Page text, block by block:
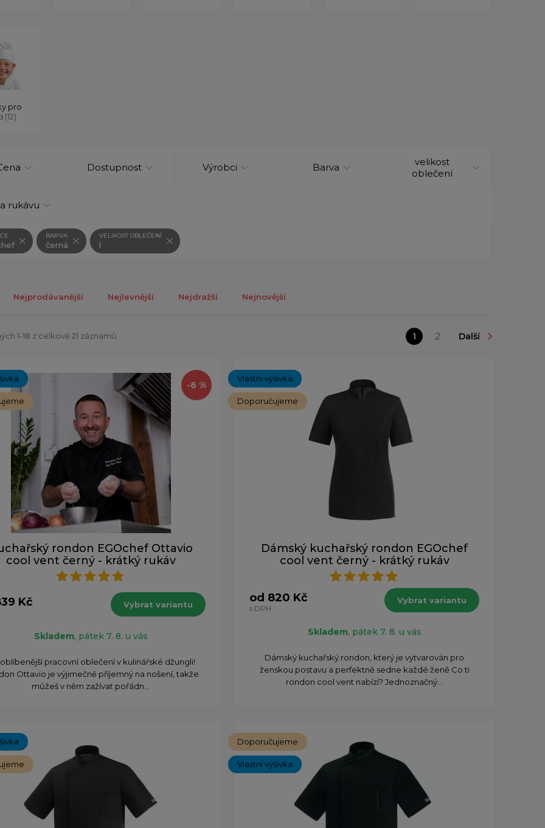
pro
(12)
Dostupnost Výrobci Barva
velikost
oblečení
rukávu
BARVA
černá
VELIKOST OBLEČENÍ
l
Nejprodávanější Nejlevnější Nejdražší Nejnovější
1-18 z celkově 21 záznamů. 1 2 Další
-6 %
rondon EGOchef Ottavio
cool vent černý - krátký rukáv
Kč Vybrat variantu
Skladem, pátek 7. 8. u vás
pracovní oblečení v kulinářské džungli!
Ottavio je výjimečně příjemný na nošení, takže
můžeš v něm zažívat pořádn...
Vlastní výšivka
Doporučujeme
Dámský kuchařský rondon EGOchef
cool vent černý - krátký rukáv
od 820 Kč
s DPH
Vybrat variantu
Skladem, pátek 7. 8. u vás
Dámský kuchařský rondon, který je vytvarován pro
ženskou postavu a perfektně sedne každé ženě Co ti
rondon cool vent nabízí? Jednoznačný...
Doporučujeme
Vlastní výšivka